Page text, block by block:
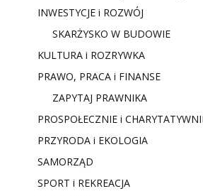
INWESTYCJE i ROZWÓJ
SKARŻYSKO W BUDOWIE
KULTURA i ROZRYWKA
PRAWO, PRACA i FINANSE
ZAPYTAJ PRAWNIKA
PROSPOŁECZNIE i
PRZYRODA i EKOLOGIA
SAMORZĄD
SPORT i REKREACJA